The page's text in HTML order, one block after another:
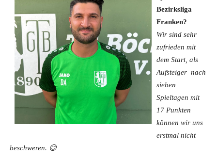
Bezirksliga
Franken?
Wir sind sehr
zufrieden mit
dem Start, als
Aufsteiger nach
sieben
Spieltagen mit
17 Punkten
können wir uns
erstmal nicht
beschweren. 😊